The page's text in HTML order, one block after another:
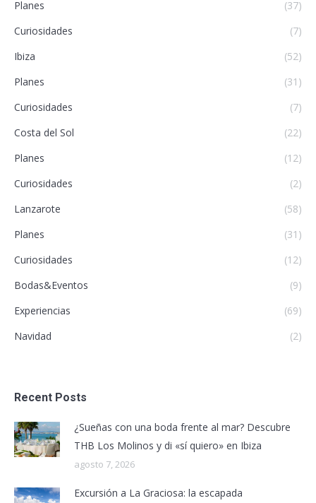
Planes
(37)
Curiosidades
(7)
Ibiza
(52)
Planes
(31)
Curiosidades
(7)
Costa del Sol
(22)
Planes
(12)
Curiosidades
(2)
Lanzarote
(58)
Planes
(31)
Curiosidades
(12)
Bodas&Eventos
(9)
Experiencias
(69)
Navidad
(2)
Recent Posts
¿Sueñas con una boda frente al mar? Descubre
THB Los Molinos y di «sí quiero» en Ibiza
agosto 7, 2026
Excursión a La Graciosa: la escapada